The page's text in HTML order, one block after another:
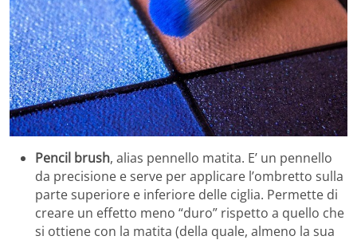
Pencil brush, alias pennello matita. E’ un pennello
da precisione e serve per applicare l’ombretto sulla
parte superiore e inferiore delle ciglia. Permette di
creare un effetto meno “duro” rispetto a quello che
si ottiene con la matita (della quale, almeno la sua